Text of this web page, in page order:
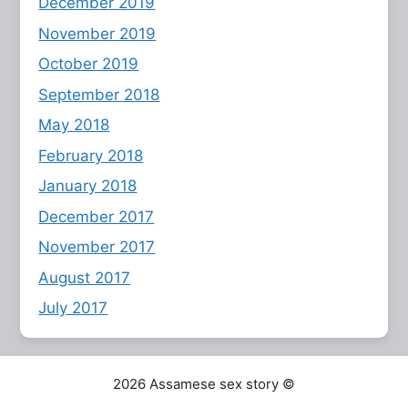
November 2019
October 2019
September 2018
May 2018
February 2018
January 2018
December 2017
November 2017
August 2017
July 2017
2026 Assamese sex story ©